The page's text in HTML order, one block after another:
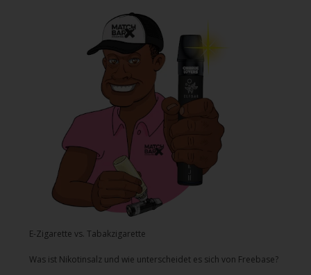
E-Zigarette vs. Tabakzigarette
Was ist Nikotinsalz und wie unterscheidet es sich von Freebase?